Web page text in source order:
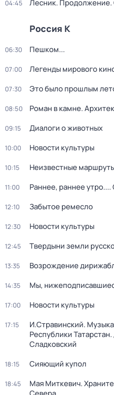
04:45 Лесник. Продолжение
Россия К
06:30 Пешком...
07:00 Легенды мирового
07:30 Это было прошлым
08:50 Роман в камне.
09:15 Диалоги о животных
10:00 Новости культуры
10:15 Неизвестные
11:00 Раннее, раннее утро....
12:10 Забытое ремесло
12:30 Новости культуры
12:45 Твердыни земли
13:35 Возрождение
14:35 Мы,
17:00 Новости культуры
17:15
И.Стравинский.
Республики
Сладковский
18:15 Сияющий купол
18:45
Мая Миткевич.